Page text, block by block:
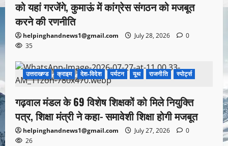
को यहां गरजेंगे, कुमाऊं में कांग्रेस संगठन को मजबूत
करने की रणनीति
helpinghandnews1@gmail.com July 28, 2026
0
35
1 minute read
उत्तराखण्ड क्राइम देश-विदेश पर्यटन यूथ राजनीति स्पोर्ट्स
गढ़वाल मंडल के 69 विशेष शिक्षकों को मिले नियुक्ति
पत्र, शिक्षा मंत्री ने कहा- समावेशी शिक्षा होगी मजबूत
helpinghandnews1@gmail.com July 27, 2026
0
26